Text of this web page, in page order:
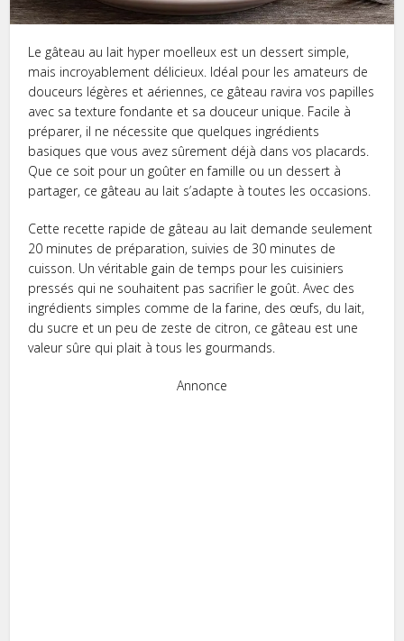
Le gâteau au lait hyper moelleux est un dessert simple,
mais incroyablement délicieux. Idéal pour les amateurs de
douceurs légères et aériennes, ce gâteau ravira vos papilles
avec sa texture fondante et sa douceur unique. Facile à
préparer, il ne nécessite que quelques ingrédients
basiques que vous avez sûrement déjà dans vos placards.
Que ce soit pour un goûter en famille ou un dessert à
partager, ce gâteau au lait s’adapte à toutes les occasions.
Cette recette rapide de gâteau au lait demande seulement
20 minutes de préparation, suivies de 30 minutes de
cuisson. Un véritable gain de temps pour les cuisiniers
pressés qui ne souhaitent pas sacrifier le goût. Avec des
ingrédients simples comme de la farine, des œufs, du lait,
du sucre et un peu de zeste de citron, ce gâteau est une
valeur sûre qui plait à tous les gourmands.
Annonce